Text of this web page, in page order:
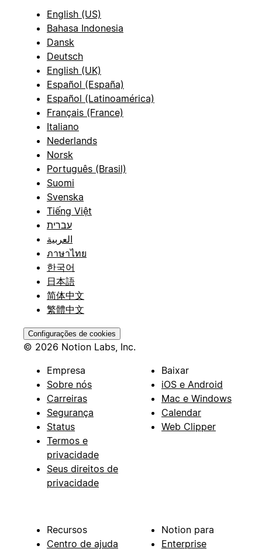
English (US)
Bahasa Indonesia
Dansk
Deutsch
English (UK)
Español (España)
Español (Latinoamérica)
Français (France)
Italiano
Nederlands
Norsk
Português (Brasil)
Suomi
Svenska
Tiếng Việt
עברית
العربية
ภาษาไทย
한국어
日本語
简体中文
繁體中文
Configurações de cookies
© 2026 Notion Labs, Inc.
Empresa
Sobre nós
Carreiras
Segurança
Status
Termos e
privacidade
Seus direitos de
privacidade
Baixar
iOS e Android
Mac e Windows
Calendar
Web Clipper
Recursos
Centro de ajuda
Notion para
Enterprise